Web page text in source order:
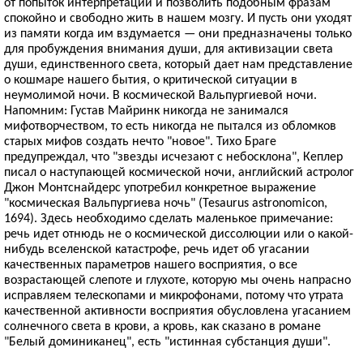
спокойно и свободно жить в нашем мозгу. И пусть они уходят
из памяти когда им вздумается — они предназначены только
для пробуждения внимания души, для активизации света
души, единственного света, который дает нам представление
о кошмаре нашего бытия, о критической ситуации в
неумолимой ночи. В космической Вальпургиевой ночи.
Напомним: Густав Майринк никогда не занимался
мифотворчеством, то есть никогда не пытался из обломков
старых мифов создать нечто "новое". Тихо Браге
предупреждал, что "звезды исчезают с небосклона", Кеплер
писал о наступающей космической ночи, английский астролог
Джон Монтснайдерс употребил конкретное выражение
"космическая Вальпургиева ночь" (Tesaurus astronomicon,
1694). Здесь необходимо сделать маленькое примечание:
речь идет отнюдь не о космической диссолюции или о какой-
нибудь вселенской катастрофе, речь идет об угасании
качественных параметров нашего восприятия, о все
возрастающей слепоте и глухоте, которую мы очень напрасно
исправляем телескопами и микрофонами, потому что утрата
качественной активности восприятия обусловлена угасанием
солнечного света в крови, а кровь, как сказано в романе
"Белый доминиканец", есть "истинная субстанция души".